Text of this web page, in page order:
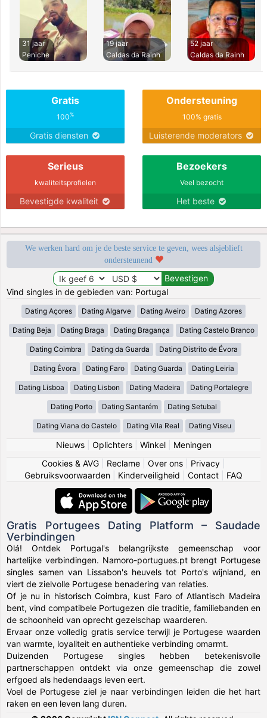
31 jaar
Peniche
19 jaar
Caldas da Rainh
52 jaar
Caldas da Rainh
Gratis
100%
Gratis diensten
Ondersteuning
100% gratis
Luisterende moderators
Serieus
kwaliteitsprofielen
Bevestigde kwaliteit
Bezoekers
Veel bezocht
Het beste
We werken hard om je de beste service te geven, wees alsjeblieft
ondersteunend
Vind singles in de gebieden van: Portugal
Dating Açores Dating Algarve Dating Aveiro Dating Azores
Dating Beja Dating Braga Dating Bragança Dating Castelo Branco
Dating Coimbra Dating da Guarda Dating Distrito de Évora
Dating Évora Dating Faro Dating Guarda Dating Leiria
Dating Lisboa Dating Lisbon Dating Madeira Dating Portalegre
Dating Porto Dating Santarém Dating Setubal
Dating Viana do Castelo Dating Vila Real Dating Viseu
Nieuws| Oplichters| Winkel| Meningen
Cookies & AVG
Reclame Over ons Privacy
Gebruiksvoorwaarden
Kinderveiligheid Contact FAQ
Gratis Portugees Dating Platform – Saudade
Verbindingen
Olá! Ontdek Portugal's belangrijkste gemeenschap voor
hartelijke verbindingen. Namoro-portugues.pt brengt Portugese
singles samen van Lissabon's heuvels tot Porto's wijnland, en
viert de zielvolle Portugese benadering van relaties.
Of je nu in historisch Coimbra, kust Faro of Atlantisch Madeira
bent, vind compatibele Portugezen die traditie, familiebanden en
de schoonheid van oprecht gezelschap waarderen.
Ervaar onze volledig gratis service terwijl je Portugese waarden
van warmte, loyaliteit en authentieke verbinding omarmt.
Duizenden Portugese singles hebben betekenisvolle
partnerschappen ontdekt via onze gemeenschap die zowel
erfgoed als hedendaags leven eert.
Voel de Portugese ziel je naar verbindingen leiden die het hart
raken en een leven lang duren.